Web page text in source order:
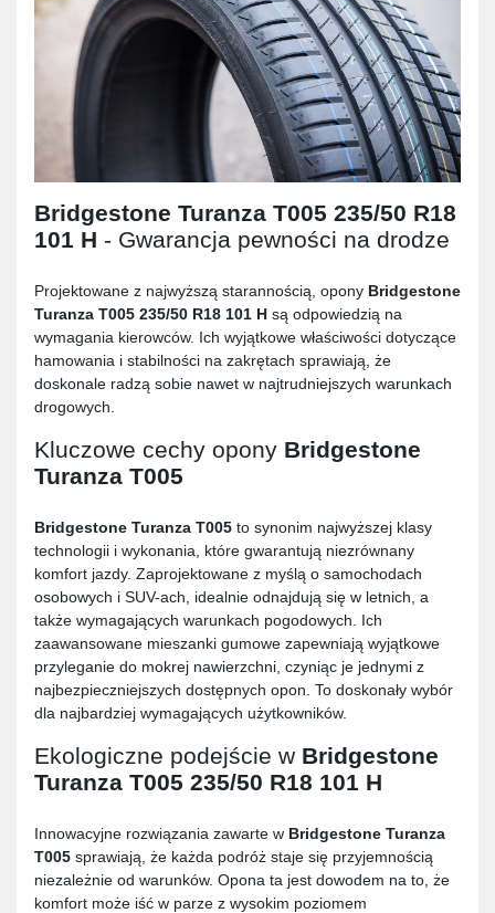
Bridgestone Turanza T005 235/50 R18
101 H - Gwarancja pewności na drodze
Projektowane z najwyższą starannością, opony Bridgestone
Turanza T005 235/50 R18 101 H są odpowiedzią na
wymagania kierowców. Ich wyjątkowe właściwości dotyczące
hamowania i stabilności na zakrętach sprawiają, że
doskonale radzą sobie nawet w najtrudniejszych warunkach
drogowych.
Kluczowe cechy opony Bridgestone
Turanza T005
Bridgestone Turanza T005 to synonim najwyższej klasy
technologii i wykonania, które gwarantują niezrównany
komfort jazdy. Zaprojektowane z myślą o samochodach
osobowych i SUV-ach, idealnie odnajdują się w letnich, a
także wymagających warunkach pogodowych. Ich
zaawansowane mieszanki gumowe zapewniają wyjątkowe
przyleganie do mokrej nawierzchni, czyniąc je jednymi z
najbezpieczniejszych dostępnych opon. To doskonały wybór
dla najbardziej wymagających użytkowników.
Ekologiczne podejście w Bridgestone
Turanza T005 235/50 R18 101 H
Innowacyjne rozwiązania zawarte w Bridgestone Turanza
T005 sprawiają, że każda podróż staje się przyjemnością
niezależnie od warunków. Opona ta jest dowodem na to, że
komfort może iść w parze z wysokim poziomem